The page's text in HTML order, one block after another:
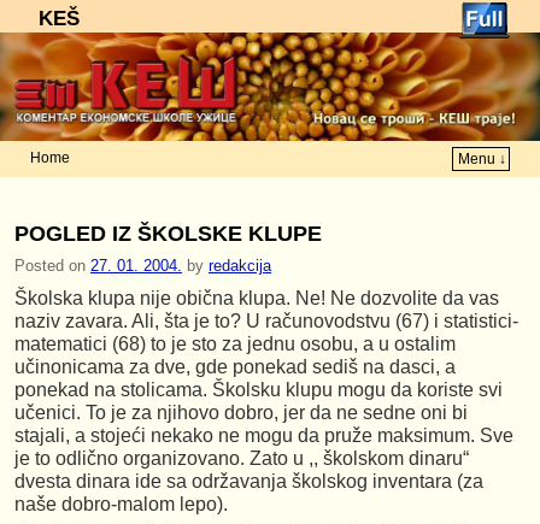
KEŠ
Home
Menu ↓
POGLED IZ ŠKOLSKE KLUPE
Posted on 27. 01. 2004. by redakcija
Školska klupa nije obična klupa. Ne! Ne dozvolite da vas
naziv zavara. Ali, šta je to? U računovodstvu (67) i statistici-
matematici (68) to je sto za jednu osobu, a u ostalim
učinonicama za dve, gde ponekad sediš na dasci, a
ponekad na stolicama. Školsku klupu mogu da koriste svi
učenici. To je za njihovo dobro, jer da ne sedne oni bi
stajali, a stojeći nekako ne mogu da pruže maksimum. Sve
je to odlično organizovano. Zato u ,, školskom dinaru“
dvesta dinara ide sa održavanja školskog inventara (za
naše dobro-malom lepo).